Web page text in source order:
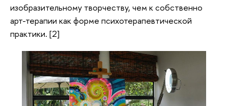
изобразительному творчеству, чем к собственно
арт-терапии как форме психотерапевтической
практики. [2]